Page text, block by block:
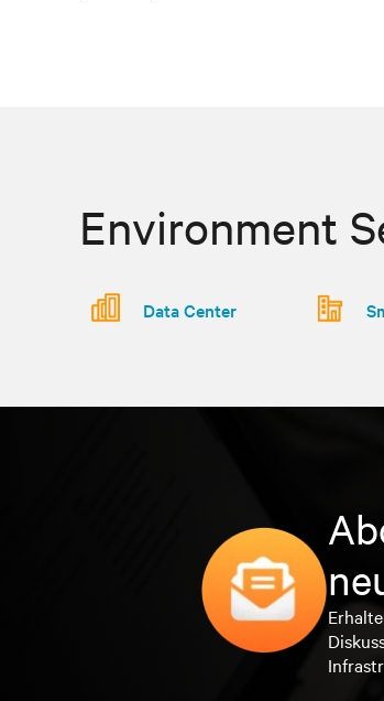
Environment
Data Center